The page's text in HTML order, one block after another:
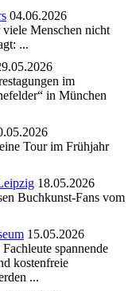
04.06.2026
Menschen nicht
...
im
in München
Tour im Frühjahr
18.05.2026
Buchkunst-Fans vom
15.05.2026
spannende
kostenfreie
...